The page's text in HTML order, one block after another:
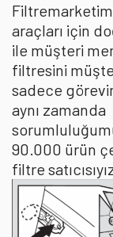
araçları için
ile müşteri
filtresini
sadece
aynı zamanda
90.000 ürün
filtre